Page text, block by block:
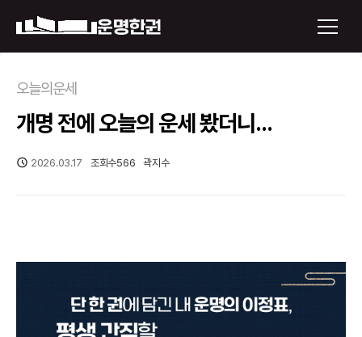
운명한권 보기
미래 배우자 얼굴
신년운세
토정비결
오늘의운세
개명 전에 오늘의 운세 봤더니...
2026.03.17 조회수566 곽지수